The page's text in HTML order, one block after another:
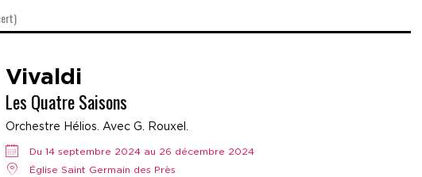
Vivaldi
Les Quatre Saisons
Orchestre Hélios. Avec G. Rouxel.
Du 14 septembre 2024 au 26 décembre 2024
Église Saint Germain des Près